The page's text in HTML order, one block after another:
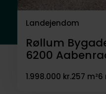
Landejendom
Røllum
6200
1.998.000 kr.257 m²6